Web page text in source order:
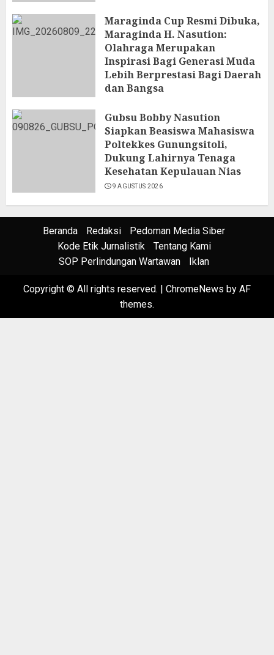
Maraginda Cup Resmi Dibuka,
Maraginda H. Nasution:
Olahraga Merupakan
Inspirasi Bagi Generasi Muda
Lebih Berprestasi Bagi Daerah
dan Bangsa
Gubsu Bobby Nasution
Siapkan Beasiswa Mahasiswa
Poltekkes Gunungsitoli,
Dukung Lahirnya Tenaga
Kesehatan Kepulauan Nias
9 AGUSTUS 2026
Beranda Redaksi
Pedoman Media Siber
Kode Etik Jurnalistik
Tentang Kami
SOP Perlindungan Wartawan
Iklan
Copyright © All rights reserved. | ChromeNews by AF
themes.